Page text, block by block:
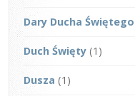
Dary Ducha Świętego
Duch Święty (1)
Dusza (1)